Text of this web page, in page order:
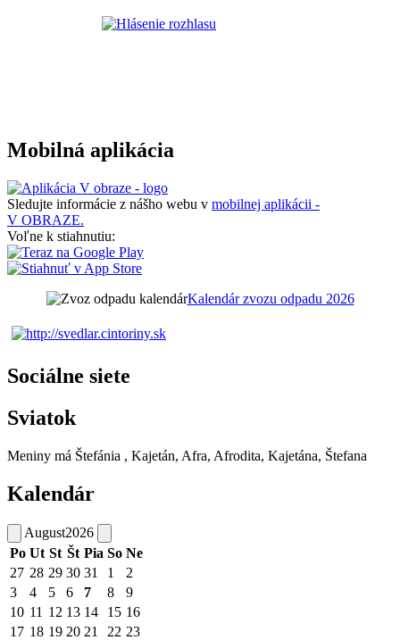
Mobilná aplikácia
Sledujte informácie z nášho webu v mobilnej aplikácii -
V OBRAZE.
Voľne k stiahnutiu:
Kalendár zvozu odpadu 2026
Sociálne siete
Sviatok
Meniny má Štefánia , Kajetán, Afra, Afrodita, Kajetána, Štefana
Kalendár
August2026
Po Ut St Št Pia So Ne
27 28 29 30 31 1
2
3
4 5 6 7 8
9
10 11 12 13 14 15 16
17 18 19 20 21 22 23